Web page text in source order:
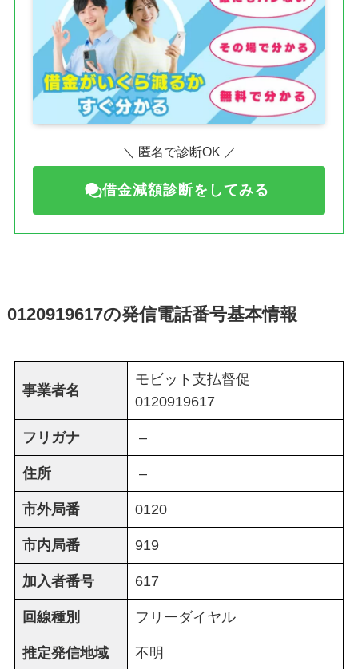
＼ 匿名で診断OK ／
借金減額診断をしてみる
0120919617の発信電話番号基本情報
事業者名
モビット支払督促
0120919617
フリガナ –
住所 –
市外局番 0120
市内局番 919
加入者番号 617
回線種別 フリーダイヤル
推定発信地域 不明